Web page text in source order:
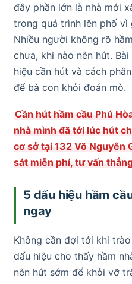
đây phần lớn là nhà mới
trong quá trình lên phố vì
Nhiều người không rõ
chưa, khi nào nên hút.
hiệu cần hút và cách
để bà con khỏi đoán mò.
Cần hút hầm cầu Phú
nhà mình đã tới lúc hút
cơ sở tại 132 Võ Nguyên
sát miễn phí, tư vấn
5 dấu hiệu hầm
ngay
Không cần đợi tới khi
dấu hiệu cho thấy hầm
nên hút sớm để khỏi vỡ